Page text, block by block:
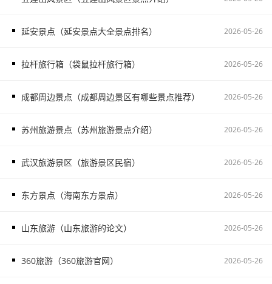
延安景点（延安景点大全景点排名） 2026-05-26
拉杆旅行箱（袋鼠拉杆旅行箱） 2026-05-26
成都周边景点（成都周边景区有哪些景点推荐） 2026-05-26
苏州旅游景点（苏州旅游景点介绍） 2026-05-26
武汉旅游景区（旅游景区民宿） 2026-05-26
东方景点（海南东方景点） 2026-05-26
山东旅游（山东旅游的论文） 2026-05-26
360旅游（360旅游官网） 2026-05-26